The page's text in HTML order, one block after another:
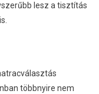
lesz a tisztítás
többnyire nem